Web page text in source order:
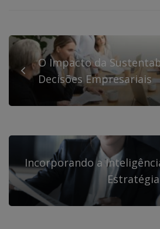
O Impacto da
Decisões Empresariais
Incorporando a